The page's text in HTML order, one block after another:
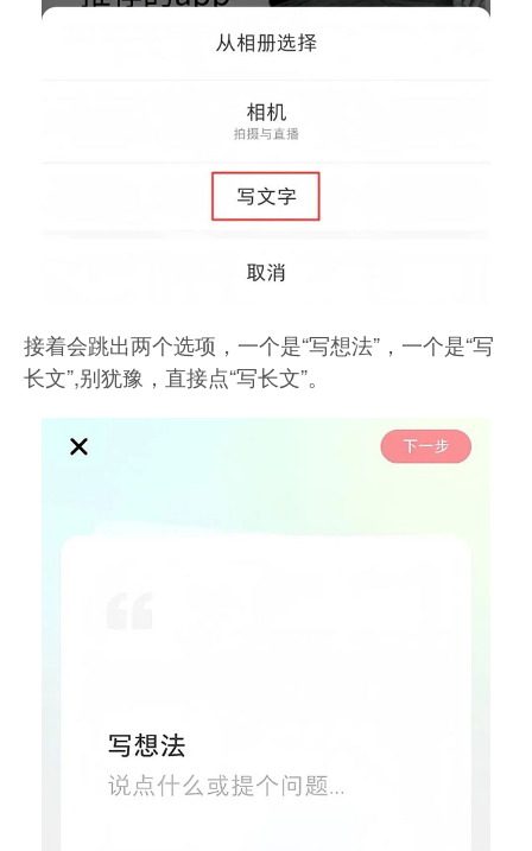
接着会跳出两个选项， 一个是“写想法”，一个是“写
长文”,别犹豫，直接点“写长文”。